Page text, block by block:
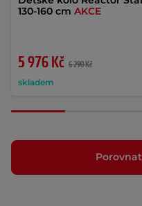
130-160 cm AKCE
5 976 Kč 6 290 Kč
skladem